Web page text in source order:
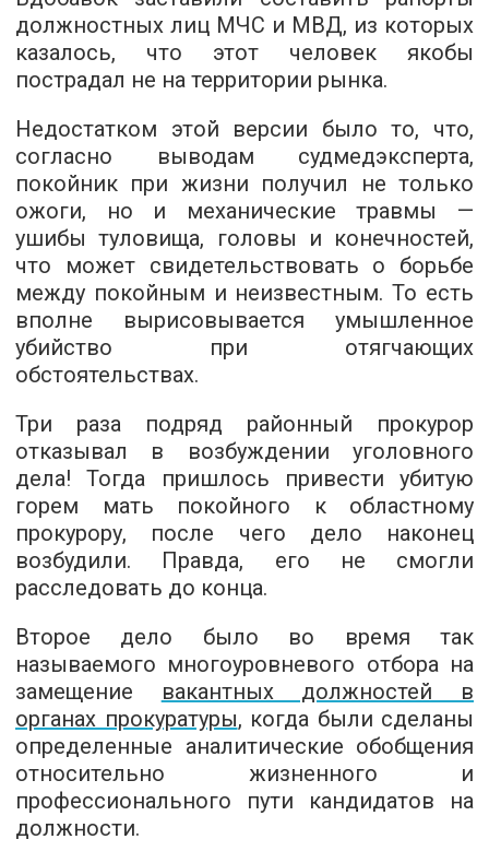
должностных лиц МЧС и МВД, из которых
казалось, что этот человек якобы
пострадал не на территории рынка.
Недостатком этой версии было то, что,
согласно выводам судмедэксперта,
покойник при жизни получил не только
ожоги, но и механические травмы —
ушибы туловища, головы и конечностей,
что может свидетельствовать о борьбе
между покойным и неизвестным. То есть
вполне вырисовывается умышленное
убийство при отягчающих
обстоятельствах.
Три раза подряд районный прокурор
отказывал в возбуждении уголовного
дела! Тогда пришлось привести убитую
горем мать покойного к областному
прокурору, после чего дело наконец
возбудили. Правда, его не смогли
расследовать до конца.
Второе дело было во время так
называемого многоуровневого отбора на
замещение вакантных должностей в
органах прокуратуры, когда были сделаны
определенные аналитические обобщения
относительно жизненного и
профессионального пути кандидатов на
должности.